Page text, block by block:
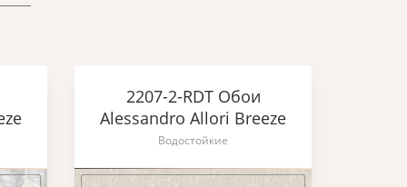
2207-2-RDT Обои
Alessandro Allori Breeze
Водостойкие